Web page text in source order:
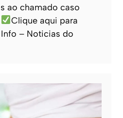
ao chamado caso
Clique aqui para
Info – Noticias do